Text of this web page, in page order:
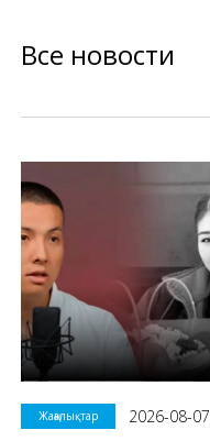
Все новости
Жаңалықтар
2026-08-07